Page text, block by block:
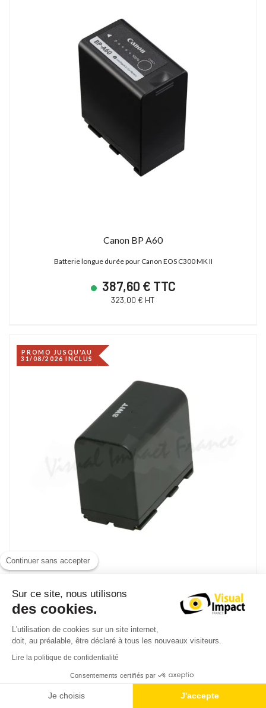
Canon BP A60
Batterie longue durée pour Canon EOS C300 MK II
387,60 € TTC
323,00 € HT
PROMO JUSQU'AU
31/08/2026 INCLUS
Swit S 8945
54,00 € TTC
45,00 € HT
76,80 € TTC
Continuer sans accepter
Sur ce site, nous utilisons
des cookies.
L'utilisation de cookies sur un site internet,
doit, au préalable, être déclaré à tous les nouveaux visiteurs.
Lire la politique de confidentialité
Consentements certifiés par
Je choisis J'accepte